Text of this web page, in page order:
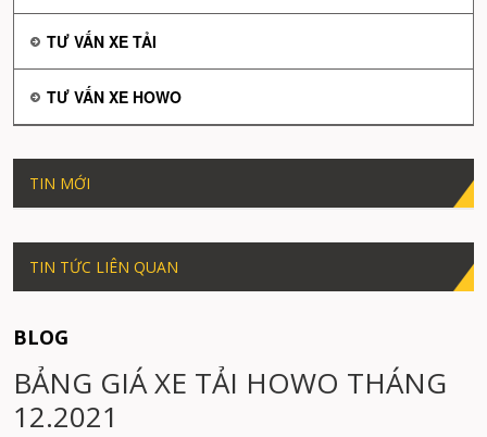
TƯ VẤN XE TẢI
TƯ VẤN XE HOWO
TIN MỚI
TIN TỨC LIÊN QUAN
BLOG
BẢNG GIÁ XE TẢI HOWO THÁNG
12.2021